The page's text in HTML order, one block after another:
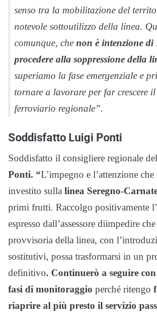
senso tra la mobilitazione del
notevole sottoutilizzo della linea.
comunque, che non è intenzione di
procedere alla soppressione della
superiamo la fase emergenziale e
tornare a lavorare per far crescere il
ferroviario regionale”.
Soddisfatto Luigi Ponti
Soddisfatto il consigliere regionale
Ponti. “L’impegno e l’attenzione
investito sulla linea Seregno-
primi frutti. Raccolgo positivamente
espresso dall’assessore diimpedire
provvisoria della linea, con
sostitutivi, possa trasformarsi in un
definitivo. Continuerò a seguire
fasi di monitoraggio perché ritengo
riaprire al più presto il servizio